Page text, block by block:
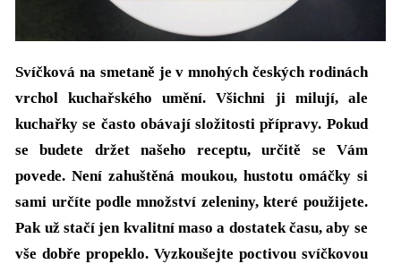
Svíčková na smetaně je v mnohých českých rodinách
vrchol kuchařského umění. Všichni ji milují, ale
kuchařky se často obávají složitosti přípravy. Pokud
se budete držet našeho receptu, určitě se Vám
povede. Není zahuštěná moukou, hustotu omáčky si
sami určíte podle množství zeleniny, které použijete.
Pak už stačí jen kvalitní maso a dostatek času, aby se
vše dobře propeklo. Vyzkoušejte poctivou svíčkovou